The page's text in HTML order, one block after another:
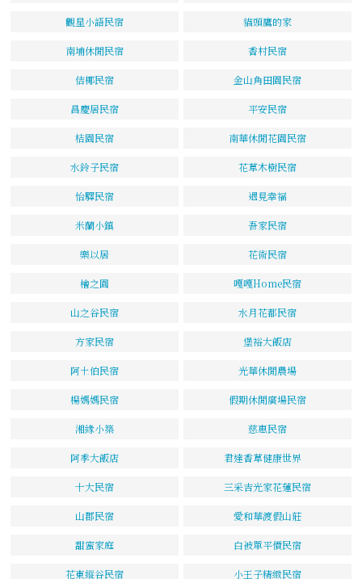
觀星小語民宿 貓頭鷹的家
南埔休閒民宿 香村民宿
佶椰民宿 金山角田園民宿
昌慶居民宿 平安民宿
桔園民宿 南華休閒花園民宿
水鈴子民宿 花草木樹民宿
怡驛民宿 遇見幸福
米蘭小鎮 吾家民宿
樂以居 花術民宿
檜之園 嘎嘎Home民宿
山之谷民宿 水月花都民宿
方家民宿 堡裕大飯店
阿土伯民宿 光華休閒農場
楊媽媽民宿 假期休閒廣場民宿
湘緣小築 慈惠民宿
阿季大飯店 君達香草健康世界
十大民宿 三采吉光家花蓮民宿
山郡民宿 愛和華渡假山莊
甜蜜家庭 白被單平價民宿
花東縱谷民宿 小王子精緻民宿